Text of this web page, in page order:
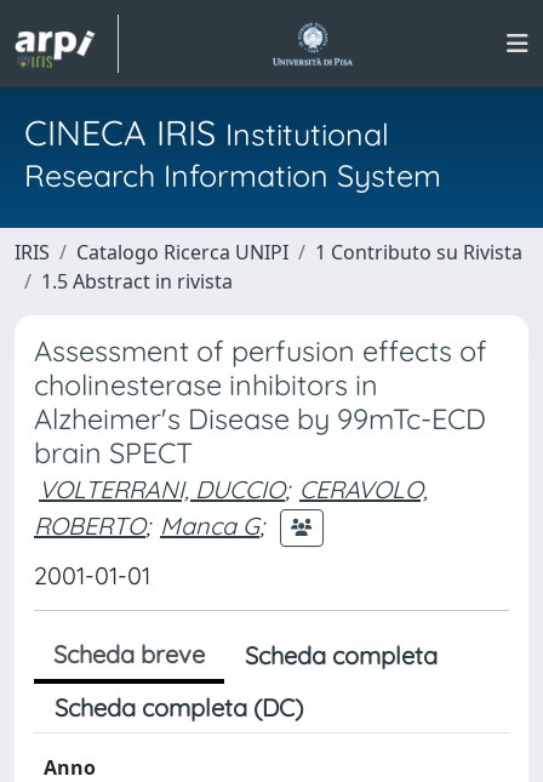
CINECA IRIS Institutional
Research Information System
IRIS Catalogo Ricerca UNIPI
1 Contributo su Rivista
1.5 Abstract in rivista
Assessment of perfusion effects of
cholinesterase inhibitors in
Alzheimer's Disease by 99mTc-ECD
brain SPECT
VOLTERRANI, DUCCIO; CERAVOLO,
ROBERTO; Manca G;
2001-01-01
Scheda breve
Scheda completa
Scheda completa (DC)
Anno